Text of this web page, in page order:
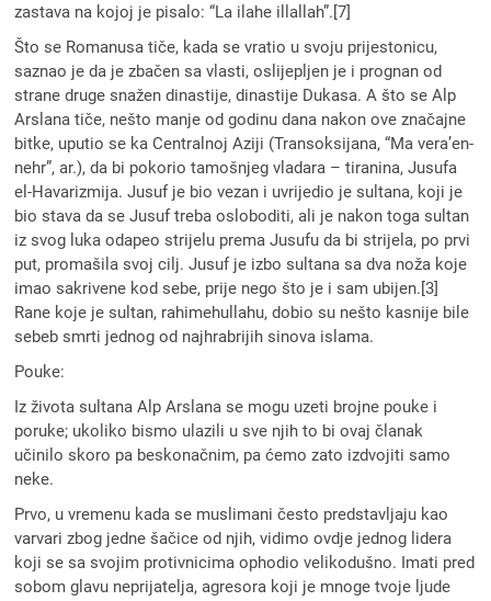
zastava na kojoj je pisalo: “La ilahe illallah”.[7]
Što se Romanusa tiče, kada se vratio u svoju prijestonicu,
saznao je da je zbačen sa vlasti, oslijepljen je i prognan od
strane druge snažen dinastije, dinastije Dukasa. A što se Alp
Arslana tiče, nešto manje od godinu dana nakon ove značajne
bitke, uputio se ka Centralnoj Aziji (Transoksijana, “Ma vera’en-
nehr”, ar.), da bi pokorio tamošnjeg vladara – tiranina, Jusufa
el-Havarizmija. Jusuf je bio vezan i uvrijedio je sultana, koji je
bio stava da se Jusuf treba osloboditi, ali je nakon toga sultan
iz svog luka odapeo strijelu prema Jusufu da bi strijela, po prvi
put, promašila svoj cilj. Jusuf je izbo sultana sa dva noža koje
imao sakrivene kod sebe, prije nego što je i sam ubijen.[3]
Rane koje je sultan, rahimehullahu, dobio su nešto kasnije bile
sebeb smrti jednog od najhrabrijih sinova islama.
Pouke:
Iz života sultana Alp Arslana se mogu uzeti brojne pouke i
poruke; ukoliko bismo ulazili u sve njih to bi ovaj članak
učinilo skoro pa beskonačnim, pa ćemo zato izdvojiti samo
neke.
Prvo, u vremenu kada se muslimani često predstavljaju kao
varvari zbog jedne šačice od njih, vidimo ovdje jednog lidera
koji se sa svojim protivnicima ophodio velikodušno. Imati pred
sobom glavu neprijatelja, agresora koji je mnoge tvoje ljude